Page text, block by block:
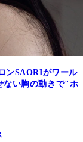
ンSAORIがワール
ない胸の動きで"ホ